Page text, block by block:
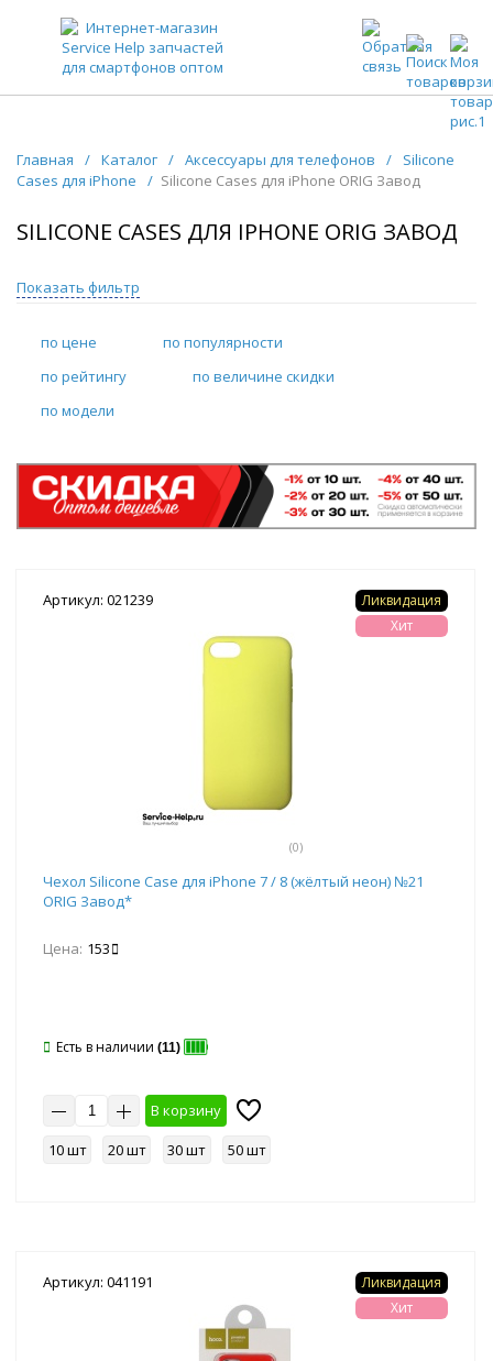
ЗАПЧАСТИ ДЛЯ ТЕЛЕФОНОВ ОПТОМ
Главная / Каталог / Аксессуары для телефонов /
Silicone
Cases для iPhone
/ Silicone Cases для iPhone ORIG Завод
SILICONE CASES ДЛЯ IPHONE ORIG ЗАВОД
Показать фильтр
по цене
по популярности
по рейтингу
по величине скидки
по модели
Артикул: 021239
(0)
Ликвидация
Хит
Чехол Silicone Case для iPhone 7 / 8 (жёлтый неон) №21
ORIG Завод*
Цена: 153
Есть в наличии (11)
В корзину
10 шт
20 шт 30 шт 50 шт
Артикул: 041191
Ликвидация
Хит